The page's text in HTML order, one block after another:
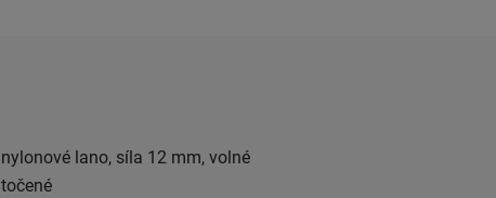
nylonové lano, síla 12 mm, volné
točené